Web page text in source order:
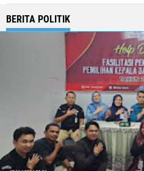
BERITA POLITIK